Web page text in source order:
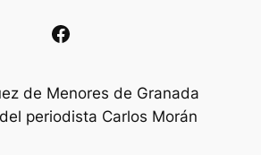
Facebook
de Menores de Granada
periodista Carlos Morán